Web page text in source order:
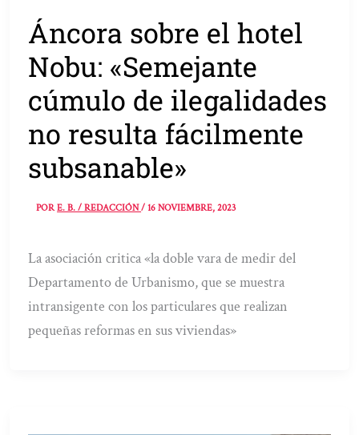
Áncora sobre el hotel
Nobu: «Semejante
cúmulo de ilegalidades
no resulta fácilmente
subsanable»
PORE. B. / REDACCIÓN/16 NOVIEMBRE, 2023
La asociación critica «la doble vara de medir del
Departamento de Urbanismo, que se muestra
intransigente con los particulares que realizan
pequeñas reformas en sus viviendas»